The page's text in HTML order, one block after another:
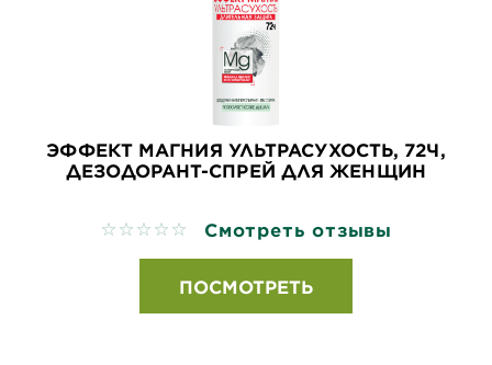
ЭФФЕКТ МАГНИЯ УЛЬТРАСУХОСТЬ, 72Ч,
ДЕЗОДОРАНТ-СПРЕЙ ДЛЯ ЖЕНЩИН
No reviews Смотреть отзывы
ПОСМОТРЕТЬ